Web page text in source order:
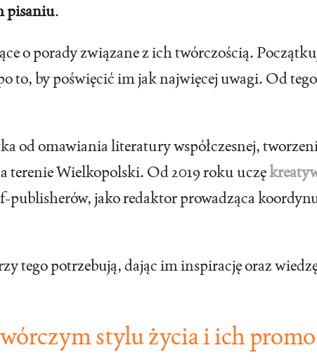
pisaniu.
o porady związane z ich twórczością.
to, by poświęcić im jak najwięcej uwagi. Od
od omawiania literatury współczesnej,
terenie Wielkopolski. Od 2019 roku uczę
jako redaktor prowadząca
tego potrzebują, dając im inspirację oraz
stylu życia i ich